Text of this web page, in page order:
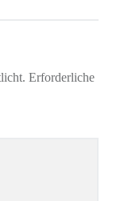
Erforderliche